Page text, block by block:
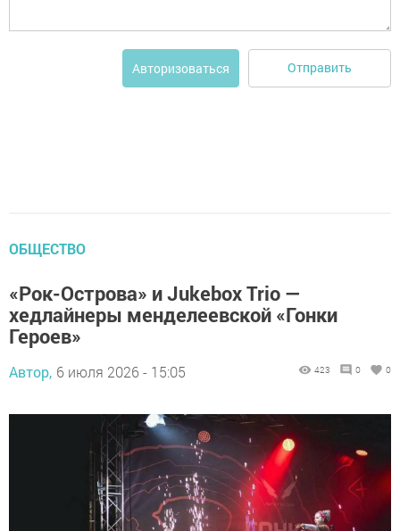
Авторизоваться Отправить
ОБЩЕСТВО
«Рок-Острова» и Jukebox Trio —
хедлайнеры менделеевской «Гонки
Героев»
Автор, 6 июля 2026 - 15:05 423 0 0